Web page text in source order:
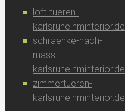
loft-tueren-
karlsruhe.hminterior.de
schraenke-nach-
mass-
karlsruhe.hminterior.de
zimmertueren-
karlsruhe.hminterior.de